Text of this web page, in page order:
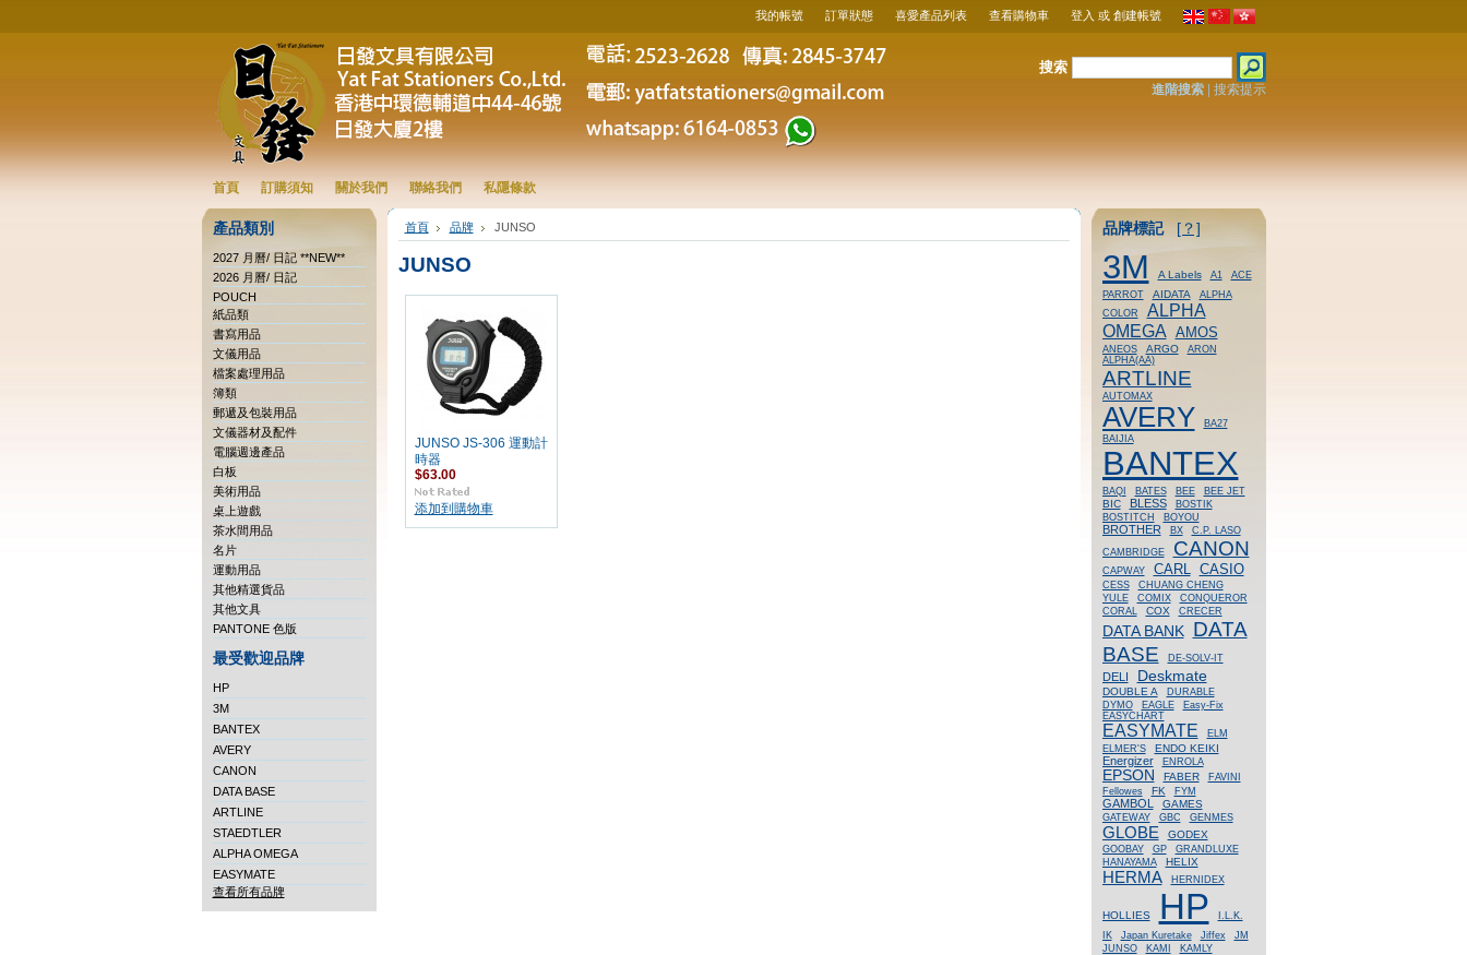
我的帳號 訂單狀態 喜愛產品列表 查看購物車 登入 或 創建帳號
搜索
進階搜索| 搜索提示
首頁 訂購須知 關於我們 聯絡我們 私隱條款
產品類別
2027 月曆/ 日記 **NEW**
2026 月曆/ 日記
POUCH
紙品類
書寫用品
文儀用品
檔案處理用品
簿類
郵遞及包裝用品
文儀器材及配件
電腦週邊產品
白板
美術用品
桌上遊戲
茶水間用品
名片
運動用品
其他精選貨品
其他文具
PANTONE 色版
最受歡迎品牌
HP
3M
BANTEX
AVERY
CANON
DATA BASE
ARTLINE
STAEDTLER
ALPHA OMEGA
EASYMATE
查看所有品牌
首頁 品牌 JUNSO
JUNSO
JUNSO JS-306 運動計
時器
$63.00
添加到購物車
品牌標記 [？]
3M A Labels A1
ACE
PARROT
AIDATA
ALPHA
COLOR
ALPHA
OMEGA AMOS
ANEOS ARGO
ARON
ALPHA(AA)
ARTLINE
AUTOMAX
AVERY
BA27
BAIJIA
BANTEX
BAQI BATES BEE BEE JET
BIC BLESS
BOSTIK
BOSTITCH
BOYOU
BROTHER BX
C.P. LASO
CAMBRIDGE
CANON
CAPWAY CARL CASIO
CESS
CHUANG CHENG
YULE
COMIX
CONQUEROR
CORAL
COX CRECER
DATA BANK DATA
BASE
DE-SOLV-IT
DELI Deskmate
DOUBLE A
DURABLE
DYMO
EAGLE
Easy-Fix
EASYCHART
EASYMATE
ELM
ELMER'S
ENDO KEIKI
Energizer ENROLA
EPSON FABER
FAVINI
Fellowes
FK FYM
GAMBOL GAMES
GATEWAY GBC GENMES
GLOBE GODEX
GOOBAY GP
GRANDLUXE
HANAYAMA
HELIX
HERMA HERNIDEX
HOLLIES HP
I.L.K.
IK
Japan Kuretake Jiffex
JM
JUNSO
KAMI
KAMLY